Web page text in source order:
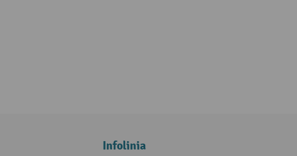
Infolinia